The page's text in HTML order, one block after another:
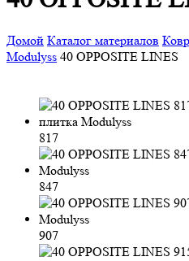
Домой Каталог материалов
Modulyss 40 OPPOSITE LINES
817
847
907